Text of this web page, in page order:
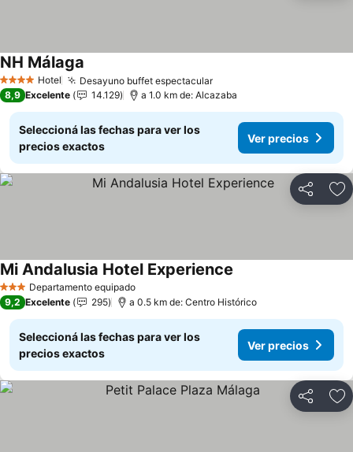
4 EstrellasHotel Desayuno buffet espectacularVer precios
NH Málaga
8,9 Excelente 14.129 a 1.0 km de: Alcazaba
Seleccioná las fechas para ver los
precios exactos
Ver precios
Compartir
3 EstrellasDepartamento equipado
Mi Andalusia Hotel Experience
9,2 Excelente 295 a 0.5 km de: Centro Histórico
Seleccioná las fechas para ver los
precios exactos
Ver precios
Compartir